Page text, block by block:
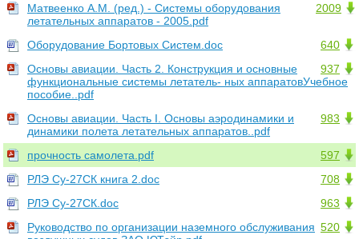
2009
Матвеенко А.М. (ред.) - Системы оборудования
летательных аппаратов - 2005.pdf
640
Оборудование Бортовых Систем.doc
937
Основы авиации. Часть 2. Конструкция и основные
функциональные системы летатель- ных аппаратовУчебное
пособие..pdf
983
Основы авиации. Часть I. Основы аэродинамики и
динамики полета летательных аппаратов..pdf
597
прочность самолета.pdf
708
РЛЭ Су-27СК книга 2.doc
963
РЛЭ Су-27СК.doc
520
Руководство по организации наземного обслуживания